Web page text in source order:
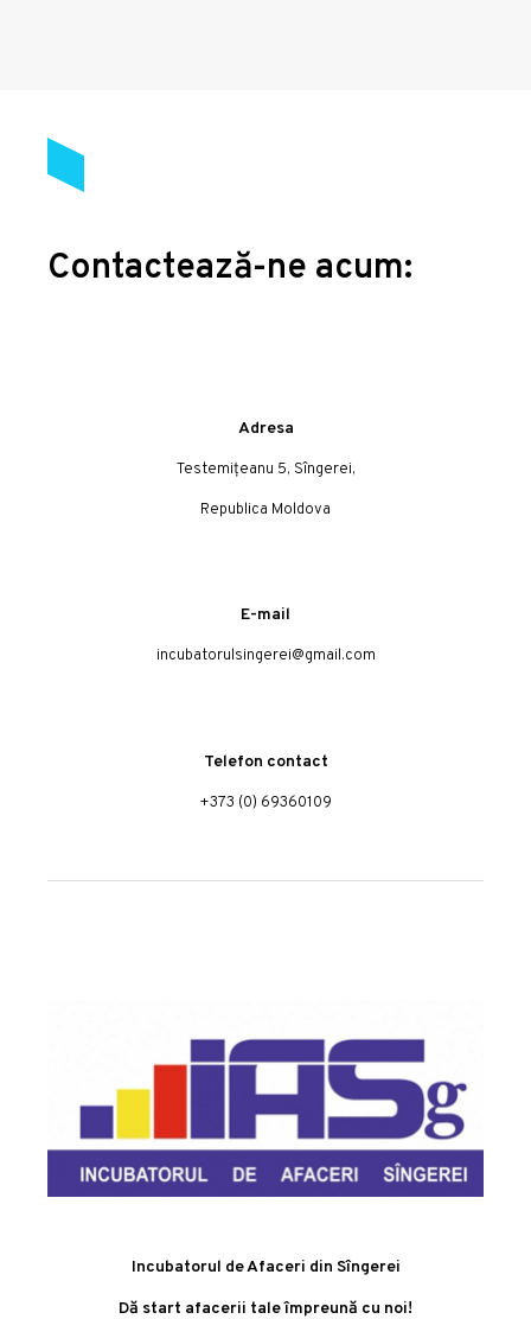
Contactează-ne acum:
Adresa
Testemițeanu 5, Sîngerei,
Republica Moldova
E-mail
incubatorulsingerei@gmail.com
Telefon contact
+373 (0) 69360109
Incubatorul de Afaceri din Sîngerei
Dă start afacerii tale împreună cu noi!